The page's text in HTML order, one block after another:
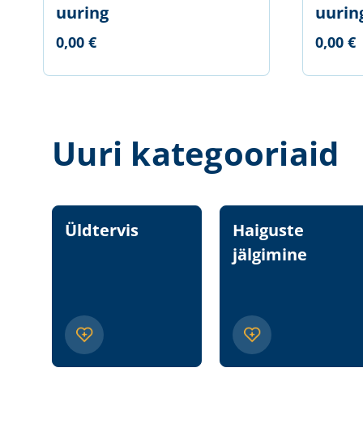
uuring
0,00 € 0,00 €
Uuri kategooriaid
Üldtervis
Haiguste
jälgimine